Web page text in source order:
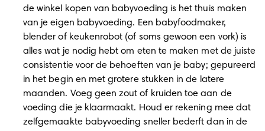
de winkel kopen van babyvoeding is het thuis maken
van je eigen babyvoeding. Een babyfoodmaker,
blender of keukenrobot (of soms gewoon een vork) is
alles wat je nodig hebt om eten te maken met de juiste
consistentie voor de behoeften van je baby; gepureerd
in het begin en met grotere stukken in de latere
maanden. Voeg geen zout of kruiden toe aan de
voeding die je klaarmaakt. Houd er rekening mee dat
zelfgemaakte babyvoeding sneller bederft dan in de